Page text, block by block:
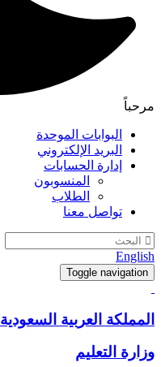
مرحباً
البوابات الموحدة
البريد الإلكتروني
إدارة الحسابات
المنسوبون
الطلاب
تواصل معنا
English
Toggle navigation
المملكة العربية السعودية
وزارة التعليم